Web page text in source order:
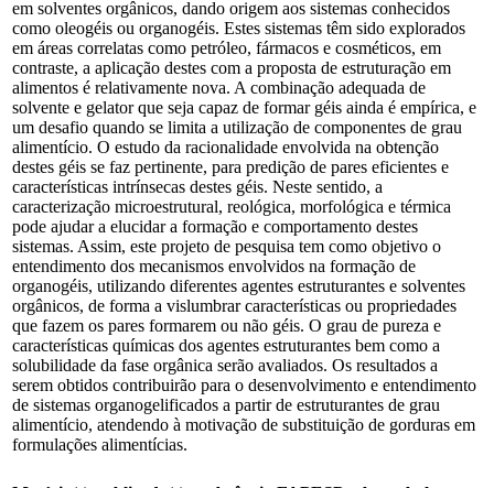
em solventes orgânicos, dando origem aos sistemas conhecidos
como oleogéis ou organogéis. Estes sistemas têm sido explorados
em áreas correlatas como petróleo, fármacos e cosméticos, em
contraste, a aplicação destes com a proposta de estruturação em
alimentos é relativamente nova. A combinação adequada de
solvente e gelator que seja capaz de formar géis ainda é empírica, e
um desafio quando se limita a utilização de componentes de grau
alimentício. O estudo da racionalidade envolvida na obtenção
destes géis se faz pertinente, para predição de pares eficientes e
características intrínsecas destes géis. Neste sentido, a
caracterização microestrutural, reológica, morfológica e térmica
pode ajudar a elucidar a formação e comportamento destes
sistemas. Assim, este projeto de pesquisa tem como objetivo o
entendimento dos mecanismos envolvidos na formação de
organogéis, utilizando diferentes agentes estruturantes e solventes
orgânicos, de forma a vislumbrar características ou propriedades
que fazem os pares formarem ou não géis. O grau de pureza e
características químicas dos agentes estruturantes bem como a
solubilidade da fase orgânica serão avaliados. Os resultados a
serem obtidos contribuirão para o desenvolvimento e entendimento
de sistemas organogelificados a partir de estruturantes de grau
alimentício, atendendo à motivação de substituição de gorduras em
formulações alimentícias.